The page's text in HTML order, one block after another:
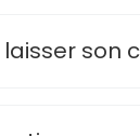
laisser son